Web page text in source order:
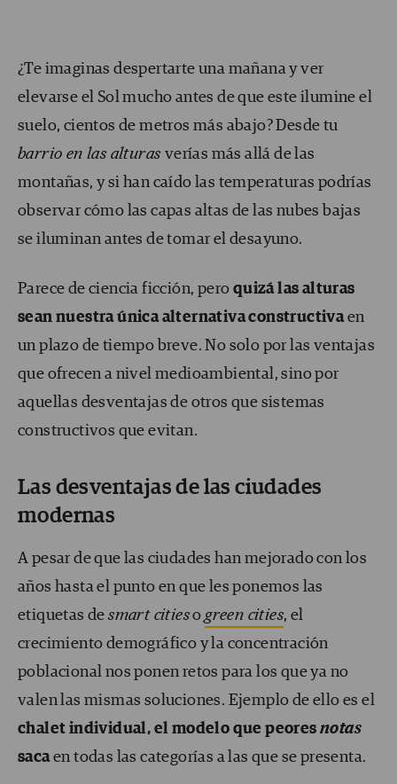
¿Te imaginas despertarte una mañana y ver
elevarse el Sol mucho antes de que este ilumine el
suelo, cientos de metros más abajo? Desde tu
barrio en las alturas verías más allá de las
montañas, y si han caído las temperaturas podrías
observar cómo las capas altas de las nubes bajas
se iluminan antes de tomar el desayuno.
Parece de ciencia ficción, pero quizá las alturas
sean nuestra única alternativa constructivaen
un plazo de tiempo breve. No solo por las ventajas
que ofrecen a nivel medioambiental, sino por
aquellas desventajas de otros que sistemas
constructivos que evitan.
Las desventajas de las ciudades
modernas
A pesar de que las ciudades han mejorado con los
años hasta el punto en que les ponemos las
etiquetas desmart citiesogreen cities, el
crecimiento demográfico y la concentración
poblacional nos ponen retos para los que ya no
valen las mismas soluciones. Ejemplo de ello es el
chalet individual, el modelo que peores notas
sacaen todas las categorías a las que se presenta.